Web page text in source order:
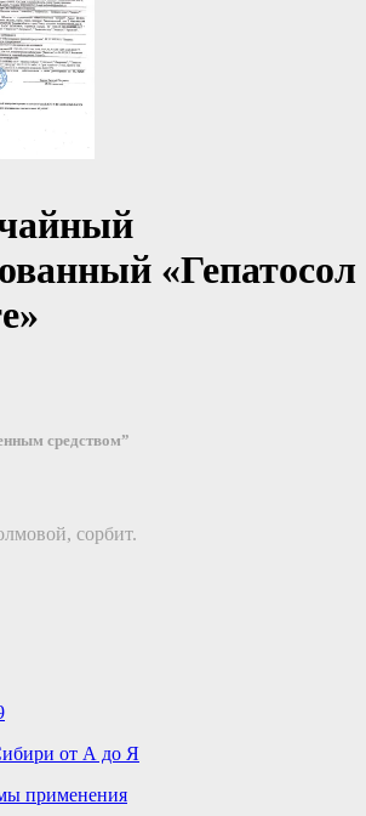
«Гепатосол
средством”
сорбит.
от А до Я
применения